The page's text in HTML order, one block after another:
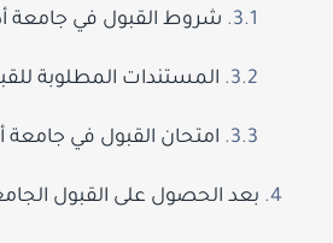
شروط القبول في جامعة
المستندات المطلوبة للقبول في
امتحان القبول في جامعة
بعد الحصول على القبول